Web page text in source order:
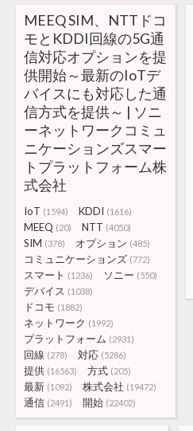
MEEQ SIM、NTTドコ
モとKDDI回線の5G通
信対応オプションを提
供開始～最新のIoTデ
バイスにも対応した通
信方式を提供～ | ソニ
ーネットワークコミュ
ニケーションズスマー
トプラットフォーム株
式会社
IoT (1594) KDDI (1616)
MEEQ (20) NTT (4050)
SIM (378) オプション (485)
コミュニケーションズ (772)
スマート (1236) ソニー (550)
デバイス (1038)
ドコモ (1882)
ネットワーク (1992)
プラットフォーム (2931)
回線 (278) 対応 (5286)
提供 (16563) 方式 (205)
最新 (1092) 株式会社 (19472)
通信 (2491) 開始 (22402)